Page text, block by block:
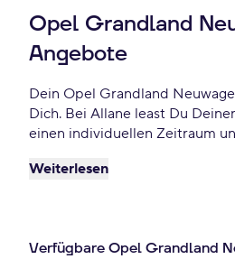
Opel Grandland
Angebote
Dein Opel Grandland
Dich. Bei Allane least Du
einen individuellen Zeitraum
möchtest oder zurückgeben
Weiterlesen
Verfügbare Opel Grandland